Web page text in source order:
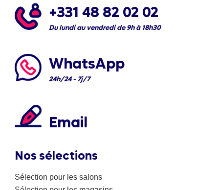
+331 48 82 02 02
Du lundi au vendredi de 9h à 18h30
WhatsApp
24h/24 - 7j/7
Email
Nos sélections
Sélection pour les salons